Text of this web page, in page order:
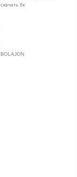
скачать бк
BOLAJON